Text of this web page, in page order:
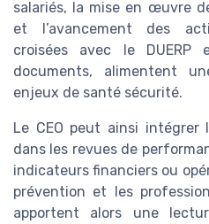
salariés, la mise en œuvre
et l’avancement des
croisées avec le
documents, alimentent
enjeux de santé sécurité.
Le CEO peut ainsi intégrer
dans les revues de
indicateurs financiers ou
prévention et les
apportent alors une